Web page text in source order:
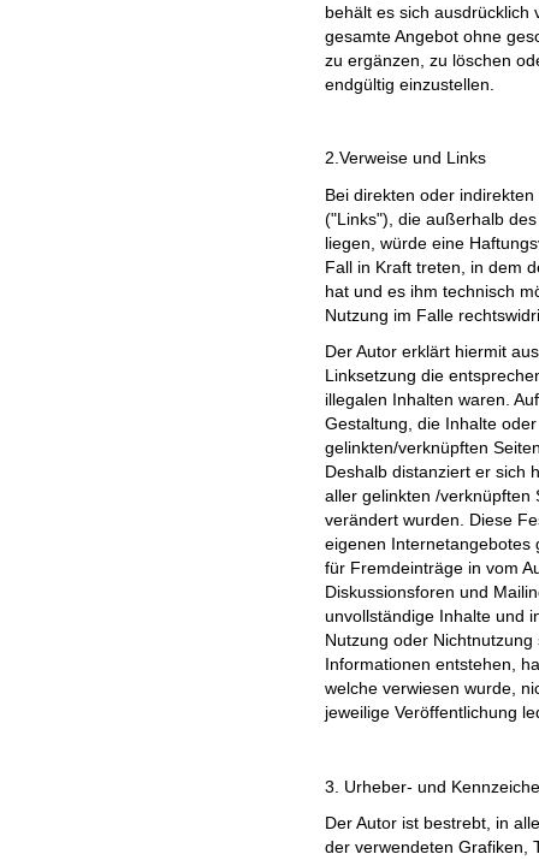
behält es sich ausdrücklich
gesamte Angebot ohne
zu ergänzen, zu löschen
endgültig einzustellen.
2.Verweise und Links
Bei direkten oder
("Links"), die außerhalb
liegen, würde eine
Fall in Kraft treten, in dem
hat und es ihm technisch
Nutzung im Falle
Der Autor erklärt hiermit
Linksetzung die
illegalen Inhalten waren.
Gestaltung, die Inhalte
gelinkten/verknüpften
Deshalb distanziert er sich
aller gelinkten /verknüpften
verändert wurden. Diese
eigenen Internetangebotes
für Fremdeinträge in vom
Diskussionsforen und
unvollständige Inhalte und
Nutzung oder
Informationen entstehen,
welche verwiesen wurde,
jeweilige Veröffentlichung
3. Urheber- und
Der Autor ist bestrebt, in
der verwendeten Grafiken,